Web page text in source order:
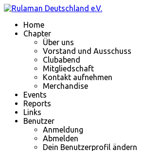
Home
Chapter
Über uns
Vorstand und Ausschuss
Clubabend
Mitgliedschaft
Kontakt aufnehmen
Merchandise
Events
Reports
Links
Benutzer
Anmeldung
Abmelden
Dein Benutzerprofil ändern